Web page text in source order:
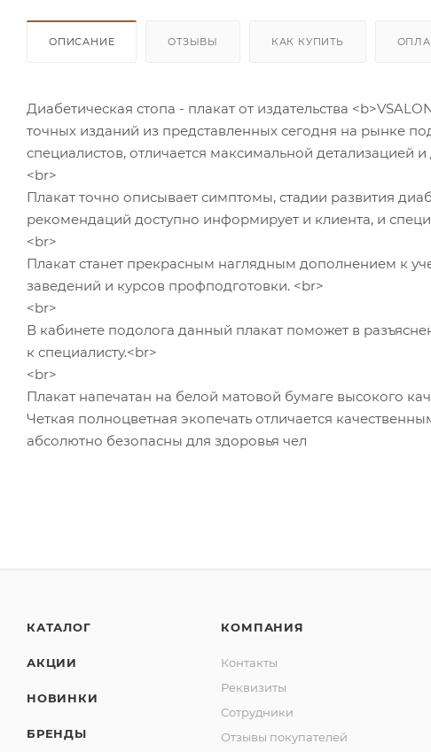
ОПИСАНИЕ ОТЗЫВЫ КАК КУПИТЬ
Диабетическая стопа - плакат от издательства
точных изданий из представленных сегодня на рынке
специалистов, отличается максимальной
<br>
Плакат точно описывает симптомы, стадии развития
рекомендаций доступно информирует и клиента, и
<br>
Плакат станет прекрасным наглядным дополнением к
заведений и курсов профподготовки. <br>
<br>
В кабинете подолога данный плакат поможет в
к специалисту.<br>
<br>
Плакат напечатан на белой матовой бумаге высокого
Четкая полноцветная экопечать отличается
абсолютно безопасны для здоровья чел
КАТАЛОГ
АКЦИИ
НОВИНКИ
БРЕНДЫ
КОМПАНИЯ
Контакты
Реквизиты
Сотрудники
Отзывы покупателей